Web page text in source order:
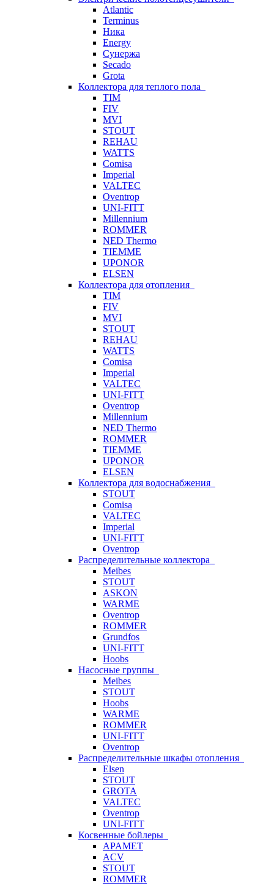
Atlantic
Terminus
Ника
Energy
Сунержа
Secado
Grota
Коллектора для теплого пола
TIM
FIV
MVI
STOUT
REHAU
WATTS
Comisa
Imperial
VALTEC
Oventrop
UNI-FITT
Millennium
ROMMER
NED Thermo
TIEMME
UPONOR
ELSEN
Коллектора для отопления
TIM
FIV
MVI
STOUT
REHAU
WATTS
Comisa
Imperial
VALTEC
UNI-FITT
Oventrop
Millennium
NED Thermo
ROMMER
TIEMME
UPONOR
ELSEN
Коллектора для водоснабжения
STOUT
Comisa
VALTEC
Imperial
UNI-FITT
Oventrop
Распределительные коллектора
Meibes
STOUT
ASKON
WARME
Oventrop
ROMMER
Grundfos
UNI-FITT
Hoobs
Насосные группы
Meibes
STOUT
Hoobs
WARME
ROMMER
UNI-FITT
Oventrop
Распределительные шкафы отопления
Elsen
STOUT
GROTA
VALTEC
Oventrop
UNI-FITT
Косвенные бойлеры
APAMET
ACV
STOUT
ROMMER